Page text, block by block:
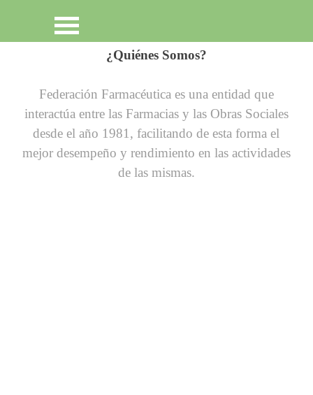
¿Quiénes Somos?
Federación Farmacéutica es una entidad que
interactúa entre las Farmacias y las Obras Sociales
desde el año 1981, facilitando de esta forma el
mejor desempeño y rendimiento en las actividades
de las mismas.